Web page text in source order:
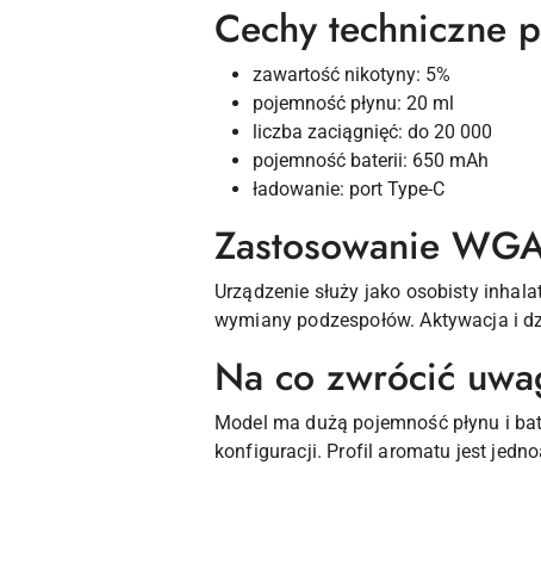
Cechy techniczne
zawartość nikotyny: 5%
pojemność płynu: 20 ml
liczba zaciągnięć: do 20 000
pojemność baterii: 650 mAh
ładowanie: port Type-C
Zastosowanie
Urządzenie służy jako osobisty
wymiany podzespołów. Aktywacja i
Na co zwrócić
Model ma dużą pojemność płynu i
konfiguracji. Profil aromatu jest